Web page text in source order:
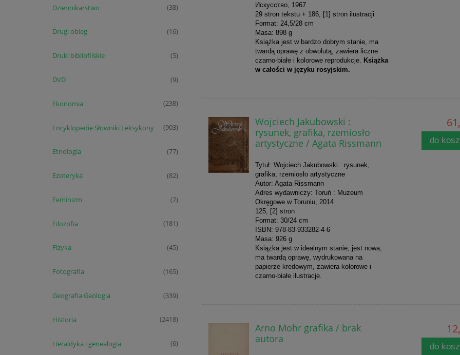
Dziennikarstwo (38)
Drugi obieg (16)
Druki bibliofilskie (5)
DVD (9)
Ekonomia (238)
Encyklopedie Słowniki Leksykony (903)
Etnologia (77)
Ezoteryka (82)
Feminizm (7)
Filozofia (181)
Fizyka (45)
Fotografia (165)
Geografia Geologia (339)
Historia (2418)
Heraldyka i genealogia (6)
Искусство, 1967
29 stron tekstu + 186, [1] stron ilustracji
Format: 24,5/28 cm
Masa: 898 g
Książka jest w bardzo dobrym stanie, ma
twardą oprawę z obwolutą, zawiera liczne
czarno-białe i kolorowe reprodukcje.
Książka
w całości w języku rosyjskim.
Wojciech Jakubowski :
rysunek, grafika, rzemiosło
artystyczne / Agata Rissmann
Tytuł: Wojciech Jakubowski : rysunek,
grafika, rzemiosło artystyczne
Autor: Agata Rissmann
Adres wydawniczy: Toruń : Muzeum
Okręgowe w Toruniu, 2014
125, [2] stron
Format: 30/24 cm
ISBN: 978-83-933282-4-6
Masa: 926 g
Książka jest w idealnym stanie, jest nowa,
ma twardą oprawę, wydrukowana na
papierze kredowym, zawiera kolorowe i
czarno-białe ilustracje.
do
Arno Mohr grafika / brak
autora
do